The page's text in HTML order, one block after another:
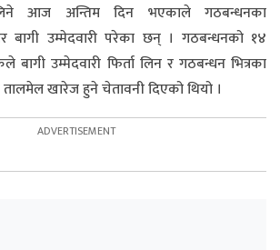
लिने आज अन्तिम दिन भएकाले गठबन्धनका
बागी उम्मेदवारी परेका छन् । गठबन्धनको १४
उम्मेदवारी फिर्ता लिन र गठबन्धन भित्रका
खारेज हुने चेतावनी दिएको थियो ।